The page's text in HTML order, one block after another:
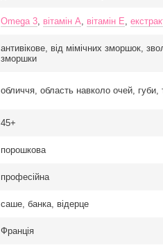
Omega 3, вітамін А, вітамін Е,
антивікове, від мімічних зморшок,
зморшки
обличчя, область навколо очей, губи,
45+
порошкова
професійна
саше, банка, відерце
Франція